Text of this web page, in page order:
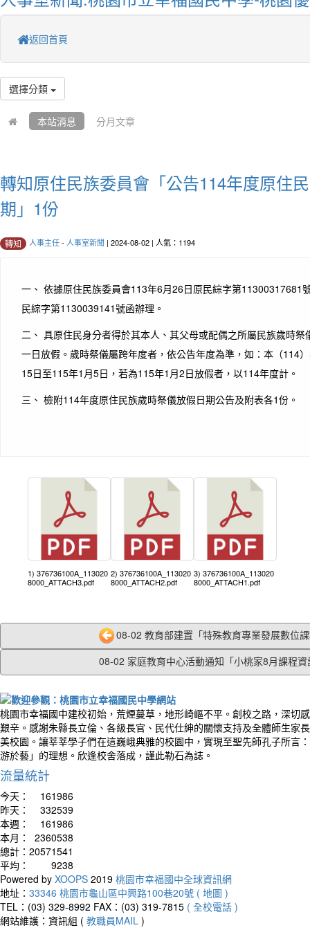
返回首頁
選擇分類
本站消息 分月文章
轉知原住民族委員會「公告114年度原住
期」1份
轉知 人事主任- 人事室新聞 | 2024-08-02 | 人氣：1194
一、 依據原住民族委員會113年6月26日原民綜字第11300317681
民綜字第1130039141號函辦理。
二、 具原住民身分者得於其本人、其父母或配偶之所屬民族歲時
一日放假。歲時祭儀屬跨年度者，依公告年度為準，如：本（114
15日至115年1月5日，若為115年1月2日放假者，以114年度計。
三、 檢附114年度原住民族歲時祭儀放假日期公告及附表各1份。
1) 376736100A_113020
8000_ATTACH3.pdf
2) 376736100A_113020
8000_ATTACH2.pdf
3) 376736100A_113020
8000_ATTACH1.pdf
08-02 教育部建置「特殊教育專業發展數位
08-02 家庭教育中心活動通知「小桃家8月課程資
桃園市幸福國中建校初始，荒煙蔓草，地形崎嶇不平。創校之路，深切
艱辛。感謝朱縣長立倫、各級長官、民代仕紳的關懷支持及全體師生家
美校園。讓莘莘學子們在這巍峨典雅的校園中，實現至聖先師孔子所言
游於藝」的理想。欣逢校舍落成，謹此勒石為誌。
流量統計
今天：
161986
昨天：
332539
本週：
161986
本月：
2360538
總計： 20571541
平均：
9238
Powered by XOOPS 2019 桃園市幸福國中全球資訊網
地址： 33346 桃園市龜山區中興路100巷20號 ( 地圖 )
TEL：(03) 329-8992 FAX：(03) 319-7815 ( 全校電話 )
網站維護：資訊組 ( 教職員MAIL )